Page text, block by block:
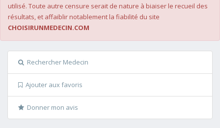
utilisé. Toute autre censure serait de nature à biaiser le recueil des
résultats, et affaiblir notablement la fiabilité du site
CHOISIRUNMEDECIN.COM
Rechercher Medecin
Ajouter aux favoris
Donner mon avis